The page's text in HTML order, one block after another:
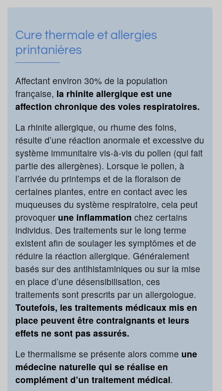
Cure thermale et allergies
printanières
Affectant environ 30% de la population
française, la rhinite allergique est une
affection chronique des voies respiratoires.
La rhinite allergique, ou rhume des foins,
résulte d’une réaction anormale et excessive du
système immunitaire vis-à-vis du pollen (qui fait
partie des allergènes). Lorsque le pollen, à
l’arrivée du printemps et de la floraison de
certaines plantes, entre en contact avec les
muqueuses du système respiratoire, cela peut
provoquer une inflammation chez certains
individus. Des traitements sur le long terme
existent afin de soulager les symptômes et de
réduire la réaction allergique. Généralement
basés sur des antihistaminiques ou sur la mise
en place d’une désensibilisation, ces
traitements sont prescrits par un allergologue.
Toutefois, les traitements médicaux mis en
place peuvent être contraignants et leurs
effets ne sont pas assurés.
Le thermalisme se présente alors comme une
médecine naturelle qui se réalise en
complément d’un traitement médical.